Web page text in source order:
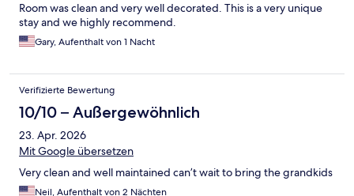
Room was clean and very well decorated. This is a very unique
stay and we highly recommend.
Gary, Aufenthalt von 1 Nacht
Verifizierte Bewertung
10/10 – Außergewöhnlich
23. Apr. 2026
Mit Google übersetzen
Very clean and well maintained can’t wait to bring the grandkids
Neil, Aufenthalt von 2 Nächten